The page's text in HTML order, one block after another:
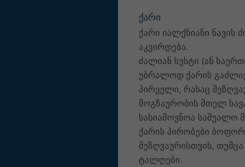
ქარი
ქარი იალქნიანი
აკვირდება.
ძალიან სუსტი (ან
უბრალოდ ქარის
პირველი, რასაც
მოგზაურობის მთელ
სასიამოვნოა საშუალო
ქარის პირობები
მეზღვაურისთვის,
ტალღები.